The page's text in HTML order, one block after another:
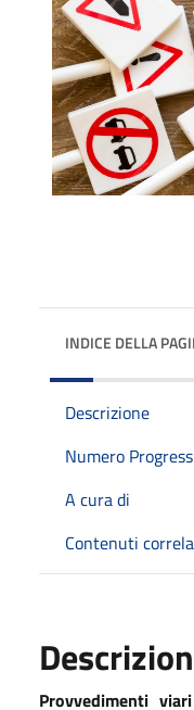
INDICE DELLA
Descrizione
Numero
A cura di
Contenuti
Provvedimenti